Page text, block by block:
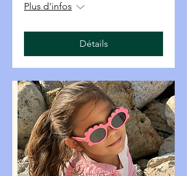
Plus d'infos
Détails